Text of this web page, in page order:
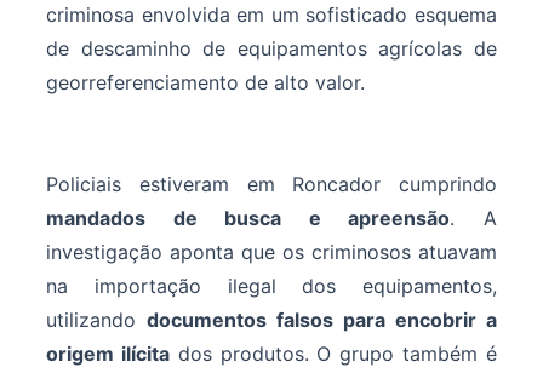
criminosa envolvida em um sofisticado esquema
de descaminho de equipamentos agrícolas de
georreferenciamento de alto valor.
Policiais estiveram em Roncador cumprindo
mandados de busca e apreensão. A
investigação aponta que os criminosos atuavam
na importação ilegal dos equipamentos,
utilizando documentos falsos para encobrir a
origem ilícitados produtos. O grupo também é